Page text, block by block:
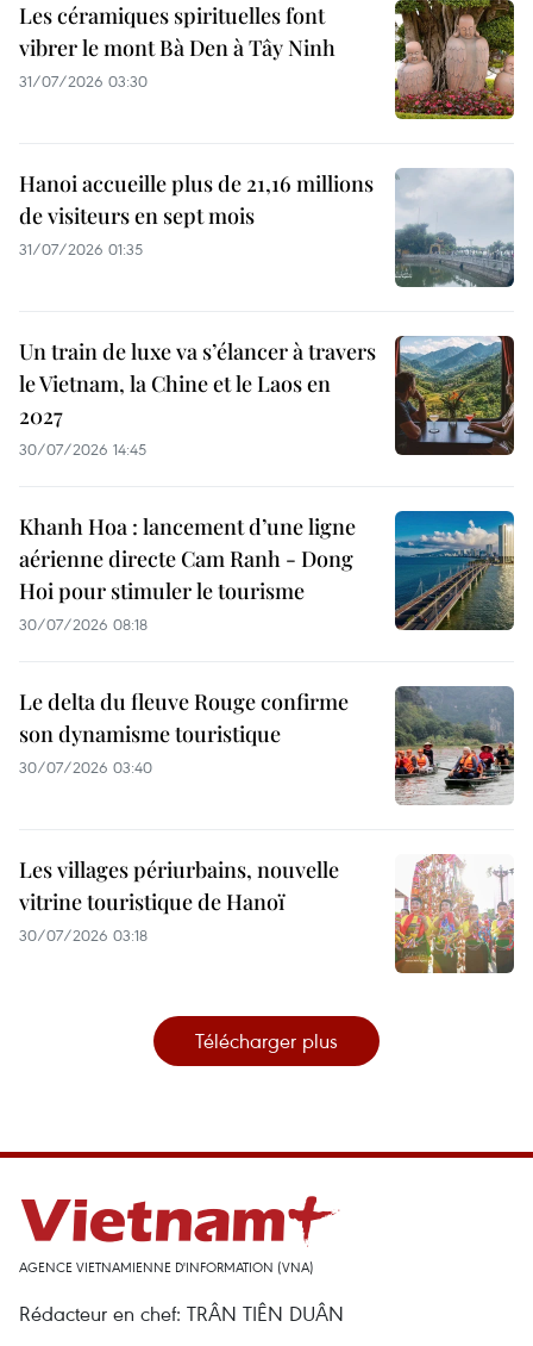
Les céramiques spirituelles font
vibrer le mont Bà Den à Tây Ninh
31/07/2026 03:30
Hanoi accueille plus de 21,16 millions
de visiteurs en sept mois ​
31/07/2026 01:35
Un train de luxe va s’élancer à travers
le Vietnam, la Chine et le Laos en
2027
30/07/2026 14:45
Khanh Hoa : lancement d’une ligne
aérienne directe Cam Ranh - Dong
Hoi pour stimuler le tourisme
30/07/2026 08:18
Le delta du fleuve Rouge confirme
son dynamisme touristique
30/07/2026 03:40
Les villages périurbains, nouvelle
vitrine touristique de Hanoï
30/07/2026 03:18
Télécharger plus
AGENCE VIETNAMIENNE D'INFORMATION (VNA)
Rédacteur en chef: TRÂN TIÊN DUÂN